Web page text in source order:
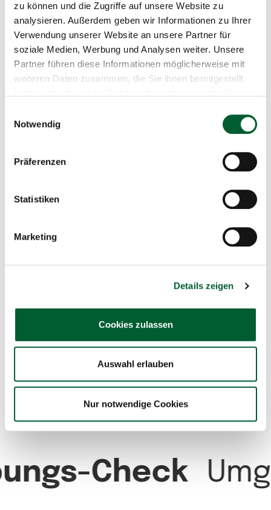
zu können und die Zugriffe auf unsere Website zu
analysieren. Außerdem geben wir Informationen zu Ihrer
Verwendung unserer Website an unsere Partner für
soziale Medien, Werbung und Analysen weiter. Unsere
Partner führen diese Informationen möglicherweise mit
weiteren Daten zusammen, die Sie ihnen bereitgestellt
Notwendig
Präferenzen
Statistiken
Marketing
Details zeigen
Cookies zulassen
Auswahl erlauben
Nur notwendige Cookies
Beschreibung
Baubeginn innerhalb von 3 Jahren
Begründung des Hauptwohnsitzes
Kaufpreis + Vermessungspauschale auf Anfrage
Verfügbarkeit:
Grundfläche:
Widmung:
Trinkwasser
Nutzwasser
Telekommunikation
Glasfaseranbindung
Check